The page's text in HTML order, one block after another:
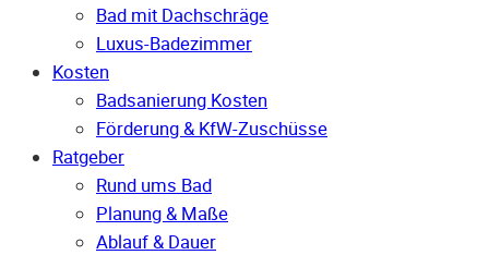
Bad mit Dachschräge
Luxus-Badezimmer
Kosten
Badsanierung Kosten
Förderung & KfW-Zuschüsse
Ratgeber
Rund ums Bad
Planung & Maße
Ablauf & Dauer